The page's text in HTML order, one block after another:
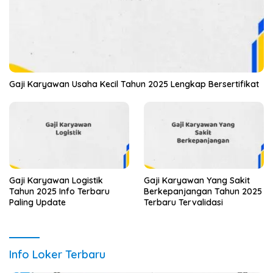
Gaji Karyawan Usaha Kecil Tahun 2025 Lengkap Bersertifikat
Gaji Karyawan Logistik
Tahun 2025 Info Terbaru
Paling Update
Gaji Karyawan Yang Sakit
Berkepanjangan Tahun 2025
Terbaru Tervalidasi
Info Loker Terbaru